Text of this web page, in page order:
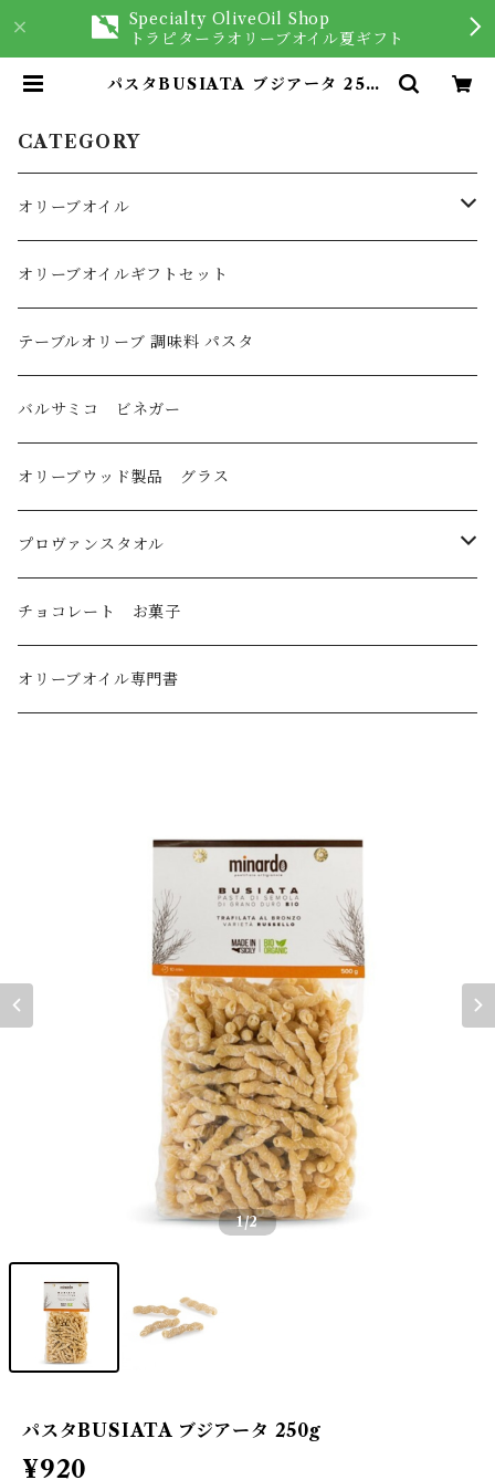
Specialty OliveOil Shop
トラピターラオリーブオイル夏ギフト
パスタBUSIATA ブジアータ 250g
CATEGORY
オリーブオイル
オリーブオイル
イタリア産
スペイン産
オリーブオイル・ミディアム
フレーバーオリーブオイル
オリーブオイルギフトセット
テーブルオリーブ 調味料 パスタ
バルサミコ ビネガー
オリーブウッド製品 グラス
プロヴァンスタオル
刺繍ラウンドタオル
刺繍キッチンタオル
チョコレート お菓子
オリーブオイル専門書
1/2
パスタBUSIATA ブジアータ 250g
¥920